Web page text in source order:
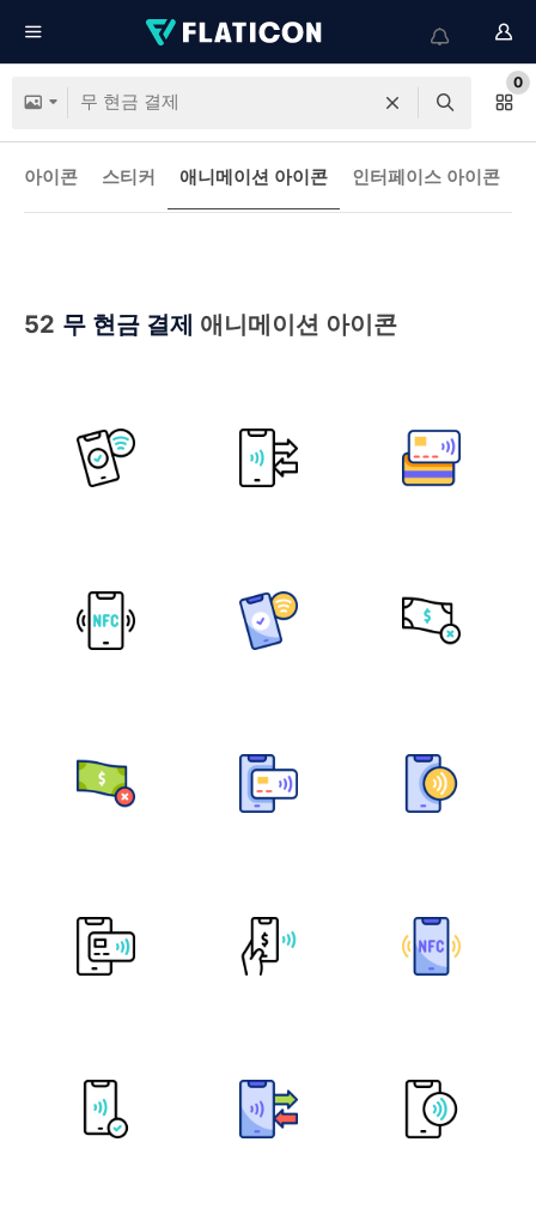
0
아이콘 스티커 애니메이션 아이콘 인터페이스 아이콘
52 무 현금 결제 애니메이션 아이콘